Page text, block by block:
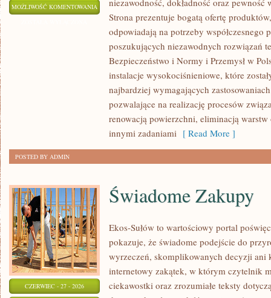
MOŻLIWOŚĆ KOMENTOWANIA
WAS
niezawodność, dokładność oraz
Strona prezentuje bogatą ofertę
odpowiadają na potrzeby współczesnego
poszukujących niezawodnych rozwiązań
Bezpieczeństwo i Normy i Przemysł w
instalacje wysokociśnieniowe, które
najbardziej wymagających
pozwalające na realizację procesów
renowacją powierzchni, eliminacją
innymi zadaniami [ Read More ]
POSTED BY ADMIN
CZERWIEC - 27 - 2026
Świadome Zakupy
Ekos-Sułów to wartościowy portal
pokazuje, że świadome podejście do
wyrzeczeń, skomplikowanych decyzji ani
internetowy zakątek, w którym czytelnik
ciekawostki oraz zrozumiałe teksty